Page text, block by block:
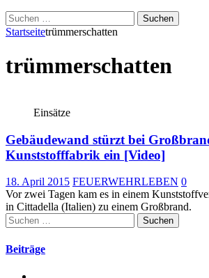
Suchen
nach:
Startseitetrümmerschatten
trümmerschatten
Einsätze
Gebäudewand stürzt bei
Kunststofffabrik ein [Video]
18. April 2015 FEUERWEHRLEBEN 0
Vor zwei Tagen kam es in einem
in Cittadella (Italien) zu einem Großbrand.
Suchen
nach:
Beiträge